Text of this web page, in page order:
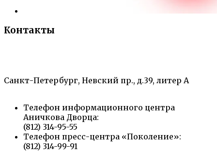
Контакты
Санкт-Петербург, Невский пр., д.39, литер А
Телефон информационного центра
Аничкова Дворца:
(812) 314-95-55
Телефон пресс-центра «Поколение»:
(812) 314-99-91